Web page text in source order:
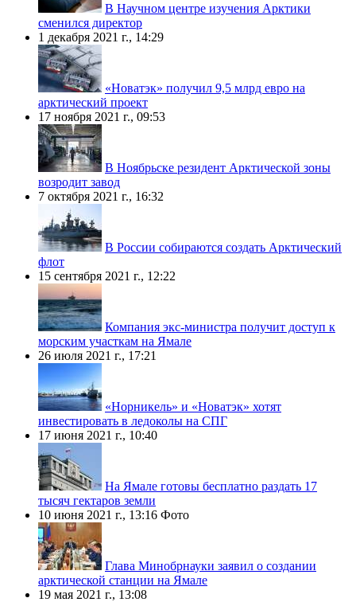
В Научном центре изучения Арктики
сменился директор
1 декабря 2021 г., 14:29
«Новатэк» получил 9,5 млрд евро на
арктический проект
17 ноября 2021 г., 09:53
В Ноябрьске резидент Арктической зоны
возродит завод
7 октября 2021 г., 16:32
В России собираются создать Арктический
флот
15 сентября 2021 г., 12:22
Компания экс-министра получит доступ к
морским участкам на Ямале
26 июля 2021 г., 17:21
«Норникель» и «Новатэк» хотят
инвестировать в ледоколы на СПГ
17 июня 2021 г., 10:40
На Ямале готовы бесплатно раздать 17
тысяч гектаров земли
10 июня 2021 г., 13:16 Фото
Глава Минобрнауки заявил о создании
арктической станции на Ямале
19 мая 2021 г., 13:08